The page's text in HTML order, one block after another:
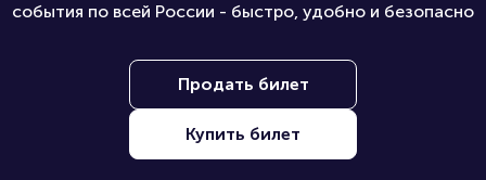
события по всей России - быстро, удобно и безопасно
Продать билет
Купить билет